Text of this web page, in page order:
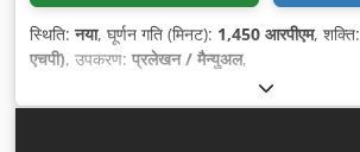
स्थिति:नया, घूर्णन गति (मिनट): 1,450 आरपीएम, शक्ति:
एचपी), उपकरण: प्रलेखन / मैन्युअल,